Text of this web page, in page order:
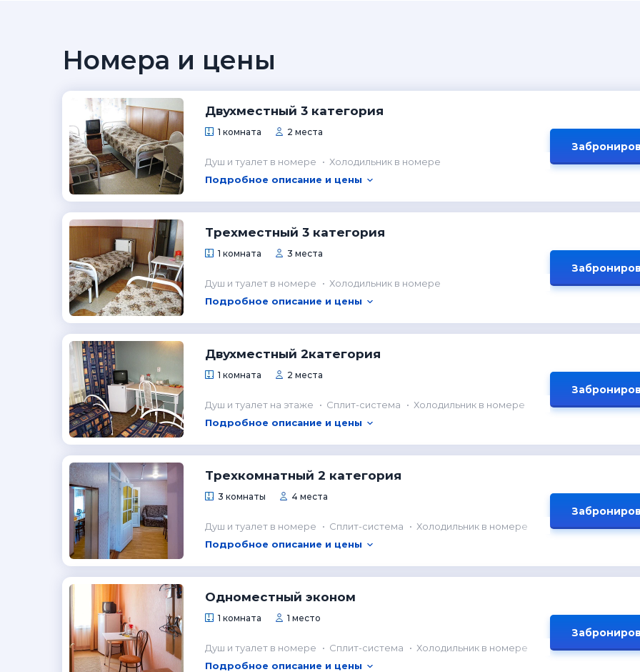
Номера и цены
Двухместный 3 категория
1 комната 2 места
Душ и туалет в номере
Холодильник в номере
Подробное описание и цены
Трехместный 3 категория
1 комната 3 места
Душ и туалет в номере
Холодильник в номере
Подробное описание и цены
Двухместный 2категория
1 комната 2 места
Душ и туалет на этаже Сплит-система
Холодильник в номере
Подробное описание и цены
Трехкомнатный 2 категория
3 комнаты 4 места
Душ и туалет в номере Сплит-система
Холодильник в номере
Подробное описание и цены
Одноместный эконом
1 комната 1 место
Душ и туалет в номере Сплит-система
Холодильник в номере
Подробное описание и цены